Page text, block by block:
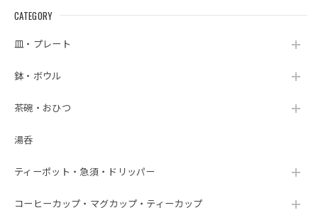
CATEGORY
皿・プレート
鉢・ボウル
茶碗・おひつ
湯呑
ティーポット・急須・ドリッパー
コーヒーカップ・マグカップ・ティーカップ